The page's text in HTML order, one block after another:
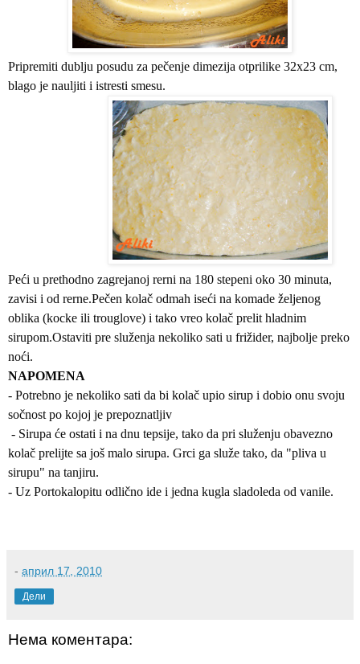
Pripremiti dublju posudu za pečenje dimezija otprilike 32x23 cm,
blago je nauljiti i istresti smesu.
Peći u prethodno zagrejanoj rerni na 180 stepeni oko 30 minuta,
zavisi i od rerne.Pečen kolač odmah iseći na komade željenog
oblika (kocke ili trouglove) i tako vreo kolač prelit hladnim
sirupom.Ostaviti pre služenja nekoliko sati u frižider, najbolje preko
noći.
NAPOMENA
- Potrebno je nekoliko sati da bi kolač upio sirup i dobio onu svoju
sočnost po kojoj je prepoznatljiv
- Sirupa će ostati i na dnu tepsije, tako da pri služenju obavezno
kolač prelijte sa još malo sirupa. Grci ga služe tako, da "pliva u
sirupu" na tanjiru.
- Uz Portokalopitu odlično ide i jedna kugla sladoleda od vanile.
- април 17, 2010
Дели
Нема коментара: